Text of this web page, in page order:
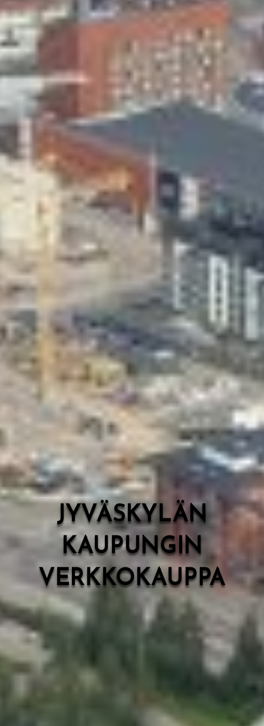
Skeittihalli
Varhaiskasvatus
Ateria- ja välipalamaksut
Mämminiemi
Taideapteekki
Kirjasto
Valon Kaupunki
Lasten Lysti & LystiKylä-festivaali
Ohje
English
JYVÄSKYLÄN
KAUPUNGIN
VERKKOKAUPPA